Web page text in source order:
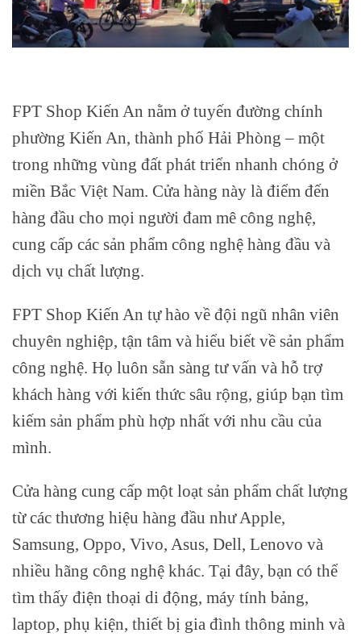
FPT Shop Kiến An nằm ở tuyến đường chính
phường Kiến An, thành phố Hải Phòng – một
trong những vùng đất phát triển nhanh chóng ở
miền Bắc Việt Nam. Cửa hàng này là điểm đến
hàng đầu cho mọi người đam mê công nghệ,
cung cấp các sản phẩm công nghệ hàng đầu và
dịch vụ chất lượng.
FPT Shop Kiến An tự hào về đội ngũ nhân viên
chuyên nghiệp, tận tâm và hiểu biết về sản phẩm
công nghệ. Họ luôn sẵn sàng tư vấn và hỗ trợ
khách hàng với kiến thức sâu rộng, giúp bạn tìm
kiếm sản phẩm phù hợp nhất với nhu cầu của
mình.
Cửa hàng cung cấp một loạt sản phẩm chất lượng
từ các thương hiệu hàng đầu như Apple,
Samsung, Oppo, Vivo, Asus, Dell, Lenovo và
nhiều hãng công nghệ khác. Tại đây, bạn có thể
tìm thấy điện thoại di động, máy tính bảng,
laptop, phụ kiện, thiết bị gia đình thông minh và